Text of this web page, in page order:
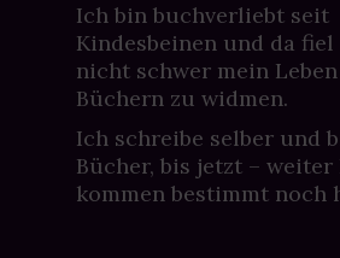
Ich bin buchverliebt seit
Kindesbeinen und da
nicht schwer mein
Büchern zu widmen.
Ich schreibe selber und
Bücher, bis jetzt –
kommen bestimmt noch